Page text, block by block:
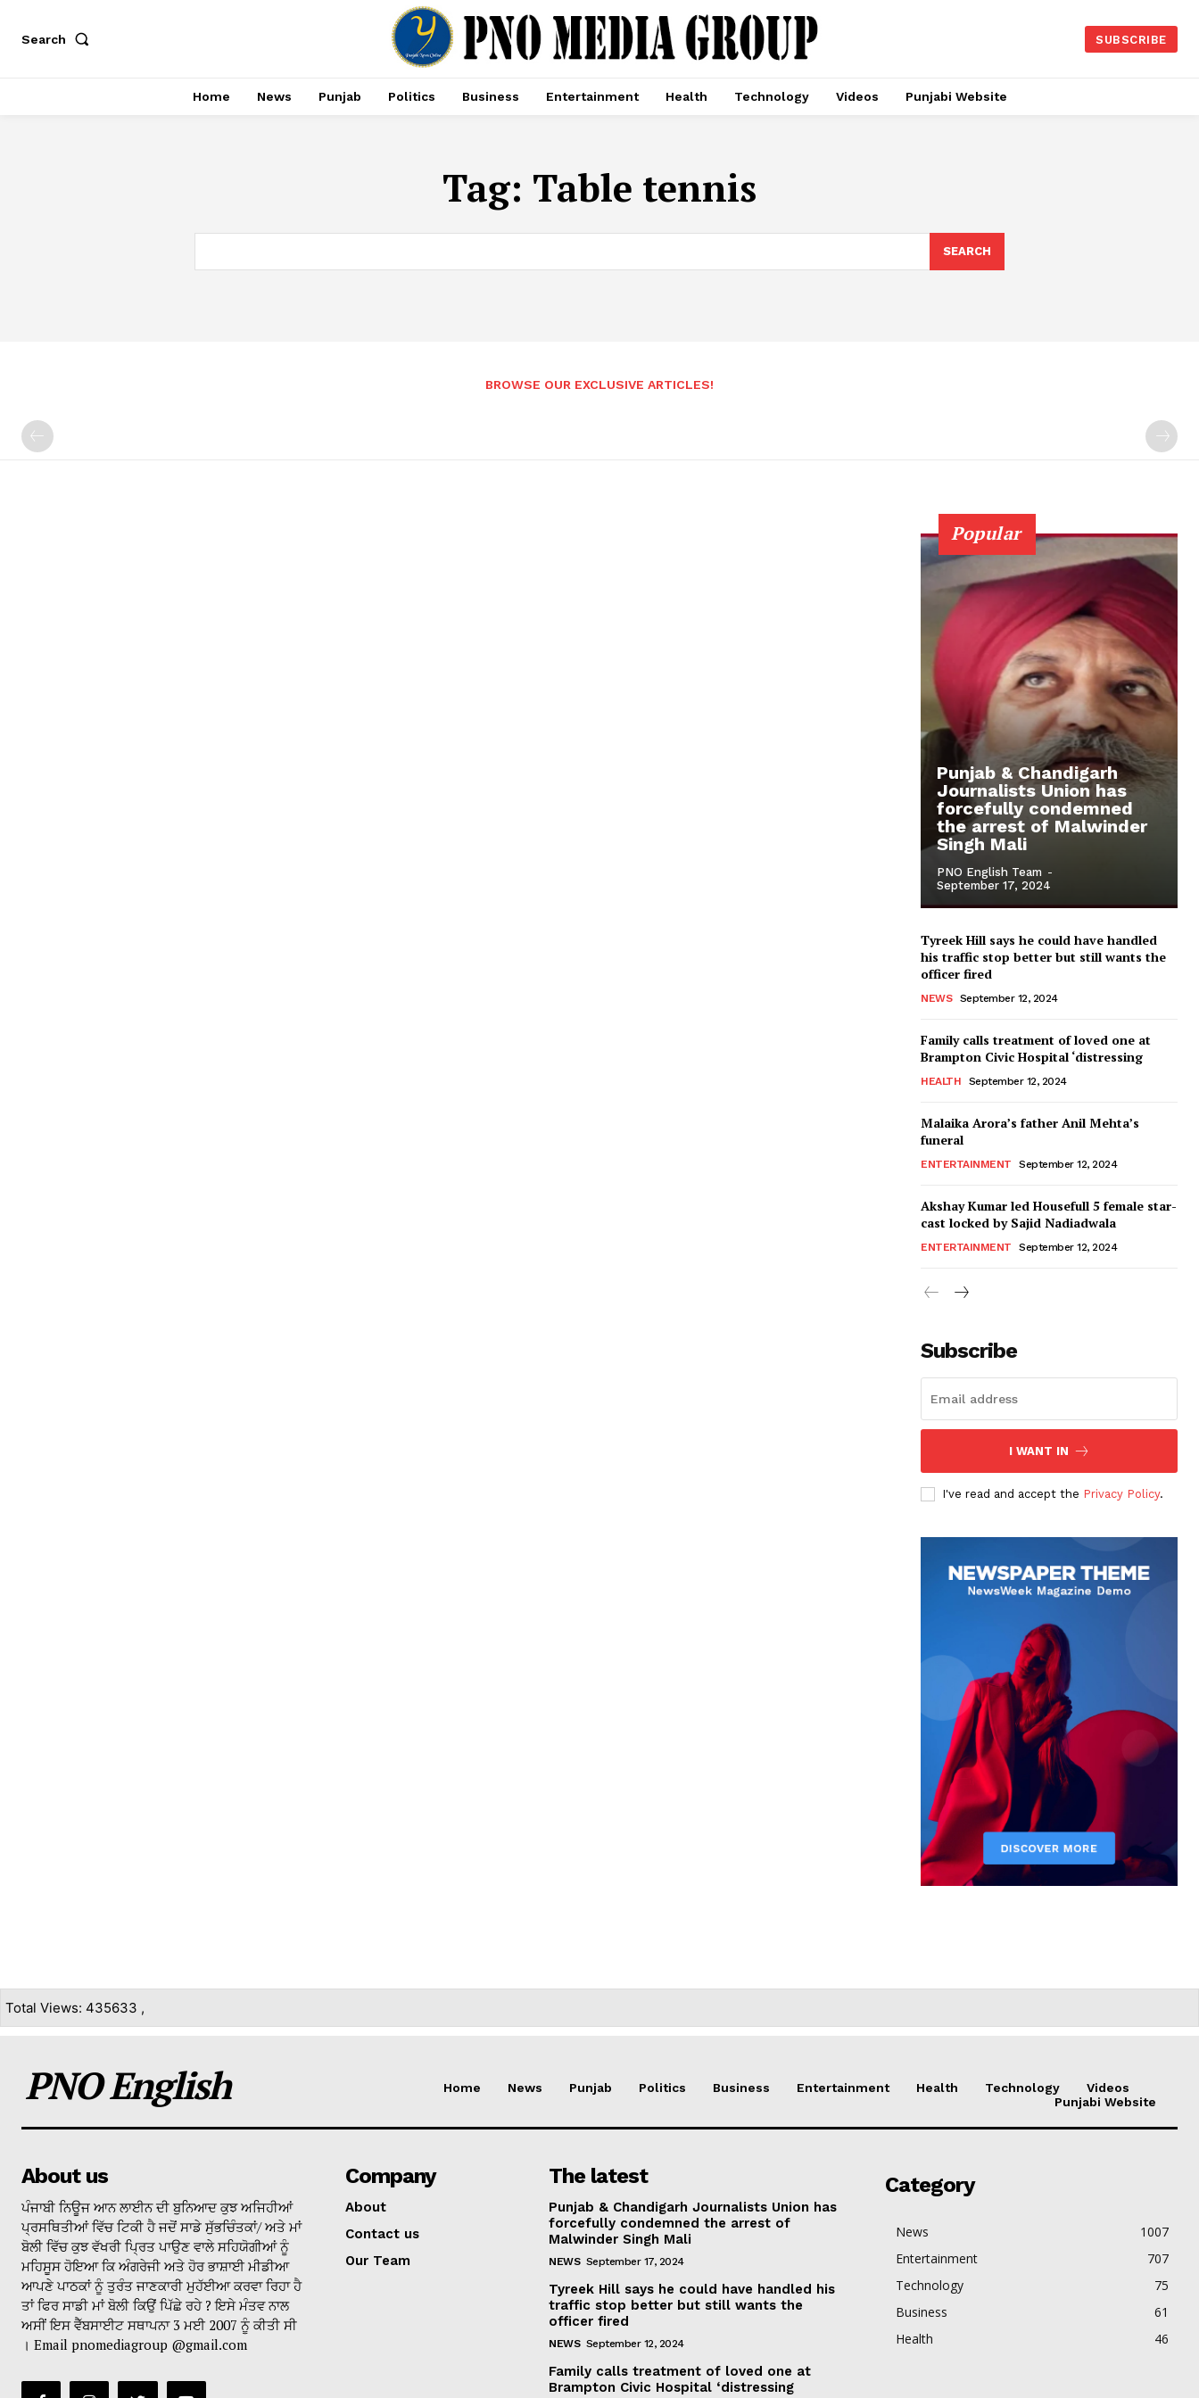
Search SUBSCRIBE
Home News Punjab Politics Business Entertainment Health Technology Videos Punjabi Website
Tag: Table tennis
SEARCH
BROWSE OUR EXCLUSIVE ARTICLES!
Popular
Punjab & Chandigarh
Journalists Union has
forcefully condemned
the arrest of Malwinder
Singh Mali
PNO English Team -
September 17, 2024
Tyreek Hill says he could have handled
his traffic stop better but still wants the
officer fired
NEWS September 12, 2024
Family calls treatment of loved one at
Brampton Civic Hospital ‘distressing
HEALTH September 12, 2024
Malaika Arora’s father Anil Mehta’s
funeral
ENTERTAINMENT September 12, 2024
Akshay Kumar led Housefull 5 female star-
cast locked by Sajid Nadiadwala
ENTERTAINMENT September 12, 2024
Subscribe
I WANT IN
I've read and accept the Privacy Policy.
Total Views: 435633 ,
PNO English Home News Punjab Politics Business Entertainment Health Technology
Videos
Punjabi Website
About us
ਪੰਜਾਬੀ ਨਿਊਜ ਆਨ ਲਾਈਨ ਦੀ ਬੁਨਿਆਦ ਕੁਝ ਅਜਿਹੀਆਂ
ਪ੍ਰਸਥਿਤੀਆਂ ਵਿੱਚ ਟਿਕੀ ਹੈ ਜਦੋਂ ਸਾਡੇ ਸੁੱਭਚਿੰਤਕਾਂ/ ਅਤੇ ਮਾਂ
ਬੋਲੀ ਵਿੱਚ ਕੁਝ ਵੱਖਰੀ ਪ੍ਰਿਤ ਪਾਉਣ ਵਾਲੇ ਸਹਿਯੋਗੀਆਂ ਨੂੰ
ਮਹਿਸੂਸ ਹੋਇਆ ਕਿ ਅੰਗਰੇਜੀ ਅਤੇ ਹੋਰ ਭਾਸ਼ਾਈ ਮੀਡੀਆ
ਆਪਣੇ ਪਾਠਕਾਂ ਨੂੰ ਤੁਰੰਤ ਜਾਣਕਾਰੀ ਮੁਹੱਈਆ ਕਰਵਾ ਰਿਹਾ ਹੈ
ਤਾਂ ਫਿਰ ਸਾਡੀ ਮਾਂ ਬੋਲੀ ਕਿਉਂ ਪਿੱਛੇ ਰਹੇ ? ਇਸੇ ਮੰਤਵ ਨਾਲ
ਅਸੀਂ ਇਸ ਵੈੱਬਸਾਈਟ ਸਥਾਪਨਾ 3 ਮਈ 2007 ਨੂੰ ਕੀਤੀ ਸੀ
। Email pnomediagroup @gmail.com
Company
About
Contact us
Our Team
The latest
Punjab & Chandigarh Journalists Union has
forcefully condemned the arrest of
Malwinder Singh Mali
NEWS September 17, 2024
Tyreek Hill says he could have handled his
traffic stop better but still wants the
officer fired
NEWS September 12, 2024
Family calls treatment of loved one at
Brampton Civic Hospital ‘distressing
Category
News
1007
Entertainment
707
Technology
75
Business
61
Health
46